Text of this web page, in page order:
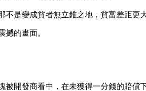
是變成貧者無立錐之地，貧富差距更大
撼的畫面。
被開發商看中，在未獲得一分錢的賠